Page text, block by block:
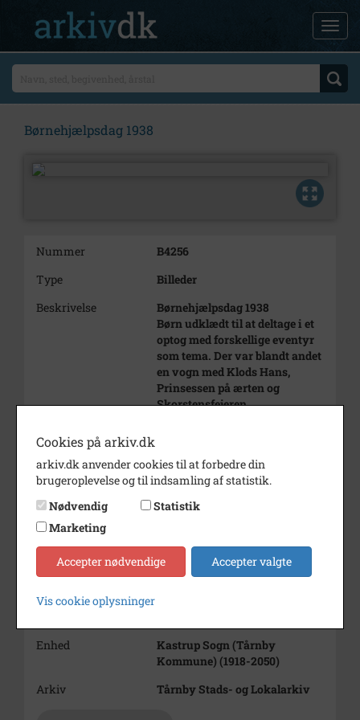
Børnehjælpsdag 1938
Nummer
B4256
Type
Billeder
Beskrivelse
Børnehjælpsdag 1938
Børn udklædt til at deltage i et
optog med forskellige eventyr
som tema. Der var blandt andet
en vogn med Klods Hans,
Prinsessen på ærten og
Skorstensfejeren.
Årstal
Dateringsnote
1938
Fotograf
Ukendt
Størrelse
Materiale
s/h positiv
Enhed
Kastrup Sogn (Tårnby
Kommune) (1918-2050)
Arkiv
Tårnby Stads- og Lokalarkiv
Cookies på arkiv.dk
arkiv.dk anvender cookies til at forbedre din
brugeroplevelse og til indsamling af statistik.
Nødvendig
Statistik
Marketing
Accepter nødvendige Accepter valgte
Vis cookie oplysninger